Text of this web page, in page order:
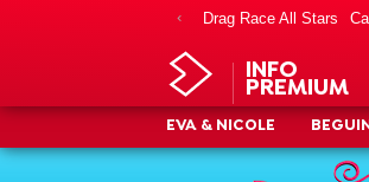
Drag Race All Stars
INFO
PREMIUM
EVA & NICOLE